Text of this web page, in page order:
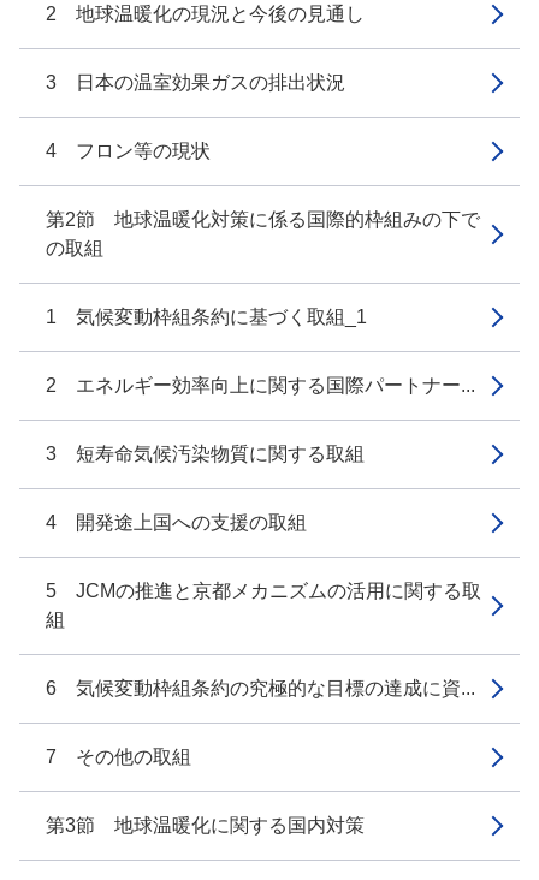
2 地球温暖化の現況と今後の見通し
3 日本の温室効果ガスの排出状況
4 フロン等の現状
第2節 地球温暖化対策に係る国際的枠組みの下で
の取組
1 気候変動枠組条約に基づく取組_1
2 エネルギー効率向上に関する国際パートナー...
3 短寿命気候汚染物質に関する取組
4 開発途上国への支援の取組
5 JCMの推進と京都メカニズムの活用に関する取
組
6 気候変動枠組条約の究極的な目標の達成に資...
7 その他の取組
第3節 地球温暖化に関する国内対策